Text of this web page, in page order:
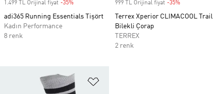
1.499 TL Orijinal fiyat -35%
adi365 Running Essentials Tişört
Kadın Performance
8 renk
999 TL Orijinal fiyat -35%
Terrex Xperior CLIMACOOL Trail
Bilekli Çorap
TERREX
2 renk